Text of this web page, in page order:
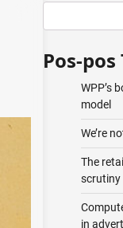
Pos-
WPP’s
model
We’re
The
scrutiny
in